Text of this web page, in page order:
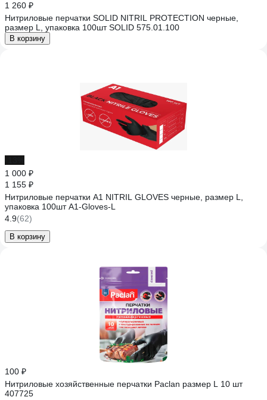
1 260 ₽
Нитриловые перчатки SOLID NITRIL PROTECTION черные,
размер L, упаковка 100шт SOLID 575.01.100
В корзину
1 000 ₽
1 155 ₽
Нитриловые перчатки А1 NITRIL GLOVES черные, размер L,
упаковка 100шт A1-Gloves-L
4.9(62)
В корзину
100 ₽
Нитриловые хозяйственные перчатки Paclan размер L 10 шт
407725